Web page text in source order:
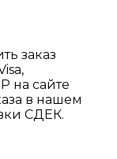
заказ
на сайте
в нашем
СДЕК.